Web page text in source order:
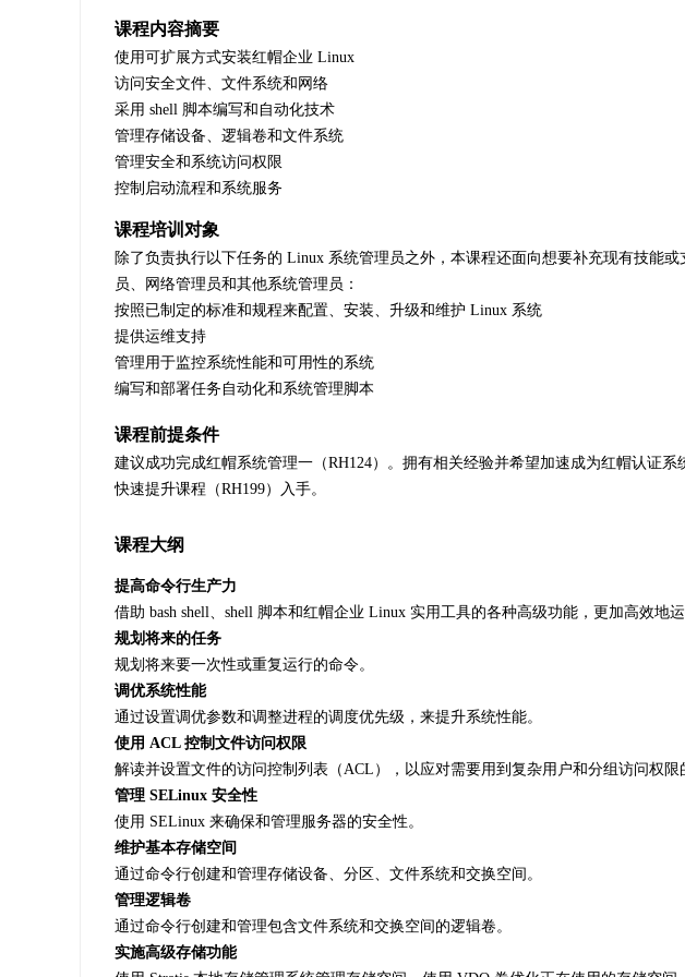
课程内容摘要
使用可扩展方式安装红帽企业 Linux
访问安全文件、文件系统和网络
采用 shell 脚本编写和自动化技术
管理存储设备、逻辑卷和文件系统
管理安全和系统访问权限
控制启动流程和系统服务
课程培训对象
除了负责执行以下任务的 Linux 系统管理员之外，本课程还面向想要补充现有技能或
员、网络管理员和其他系统管理员：
按照已制定的标准和规程来配置、安装、升级和维护 Linux 系统
提供运维支持
管理用于监控系统性能和可用性的系统
编写和部署任务自动化和系统管理脚本
课程前提条件
建议成功完成红帽系统管理一（RH124）。拥有相关经验并希望加速成为红帽认证
快速提升课程（RH199）入手。
课程大纲
提高命令行生产力
借助 bash shell、shell 脚本和红帽企业 Linux 实用工具的各种高级功能，更加高效地运
规划将来的任务
规划将来要一次性或重复运行的命令。
调优系统性能
通过设置调优参数和调整进程的调度优先级，来提升系统性能。
使用 ACL 控制文件访问权限
解读并设置文件的访问控制列表（ACL），以应对需要用到复杂用户和分组访问权限
管理 SELinux 安全性
使用 SELinux 来确保和管理服务器的安全性。
维护基本存储空间
通过命令行创建和管理存储设备、分区、文件系统和交换空间。
管理逻辑卷
通过命令行创建和管理包含文件系统和交换空间的逻辑卷。
实施高级存储功能